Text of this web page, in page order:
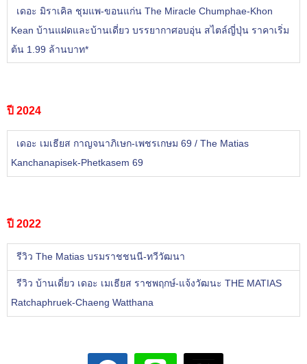
เดอะ มิราเคิล ชุมแพ-ขอนแก่น The Miracle Chumphae-Khon
Kean บ้านแฝดและบ้านเดี่ยว บรรยากาศอบอุ่น สไตล์ญี่ปุ่น ราคาเริ่ม
ต้น 1.99 ล้านบาท*
ปี 2024
เดอะ เมเธียส กาญจนาภิเษก-เพชรเกษม 69 / The Matias
Kanchanapisek-Phetkasem 69
ปี 2022
รีวิว The Matias บรมราชชนนี-ทวีวัฒนา
รีวิว บ้านเดี่ยว เดอะ เมเธียส ราชพฤกษ์-แจ้งวัฒนะ THE MATIAS
Ratchaphruek-Chaeng Watthana